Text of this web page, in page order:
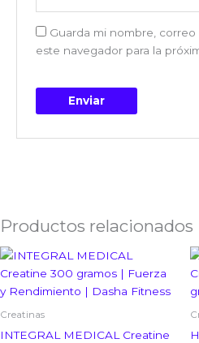
Guarda mi nombre,
este navegador para la
Productos relacionados
Creatinas
INTEGRAL MEDICAL Creatine